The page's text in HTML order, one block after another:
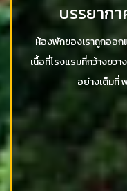
บรรยาก
ห้องพักของเราถูกออก
เนื้อที่โรงแรมที่กว้างขวา
อย่างเต็มที่